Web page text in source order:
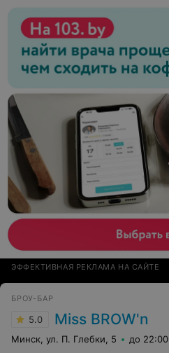
ЭФФЕКТИВНАЯ РЕКЛАМА НА САЙТЕ
БРОУ-БАР
5.0 Miss BROW'n
Минск, ул. П. Глебки, 5 до 22:00